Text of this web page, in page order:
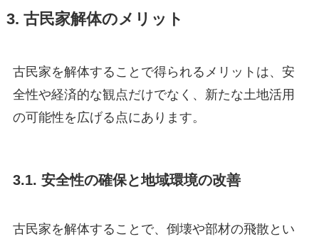
3. 古民家解体のメリット
古民家を解体することで得られるメリットは、安
全性や経済的な観点だけでなく、新たな土地活用
の可能性を広げる点にあります。
3.1. 安全性の確保と地域環境の改善
古民家を解体することで、倒壊や部材の飛散とい